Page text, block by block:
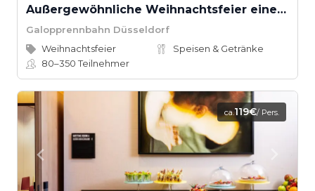
Außergewöhnliche Weihnachtsfeier einer traumhafter historischer Location
Galopprennbahn Düsseldorf
Weihnachtsfeier
Speisen & Getränke
80–350Teilnehmer
ca.119€/ Pers.